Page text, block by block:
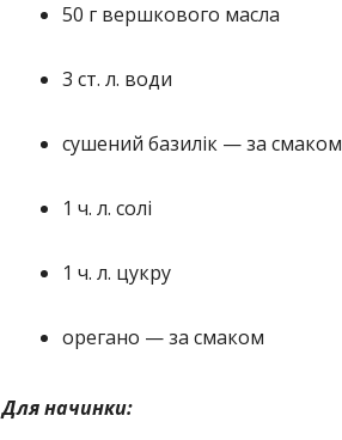
50 г вершкового масла
3 ст. л. води
сушений базилік — за смаком
1 ч. л. солі
1 ч. л. цукру
орегано — за смаком
Для начинки: